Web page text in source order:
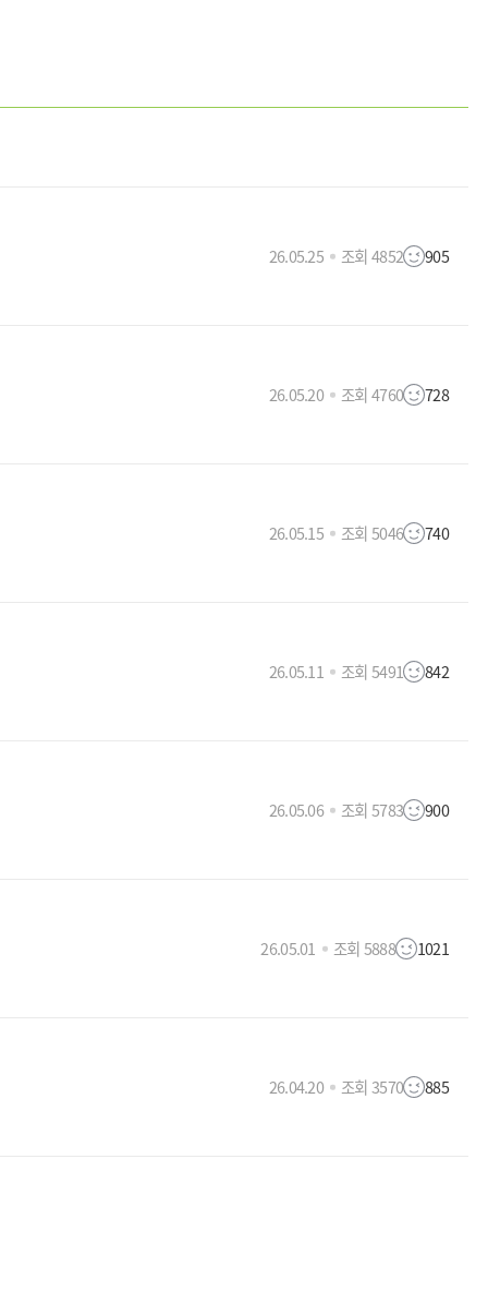
26.05.25 조회 4852 905
26.05.20 조회 4760 728
26.05.15 조회 5046 740
26.05.11 조회 5491 842
26.05.06 조회 5783 900
26.05.01 조회 5888 1021
26.04.20 조회 3570 885